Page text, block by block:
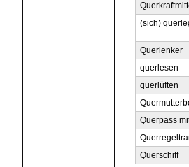
(sich)
Querlenker
querlesen
querlüften
Querpass
Querschiff